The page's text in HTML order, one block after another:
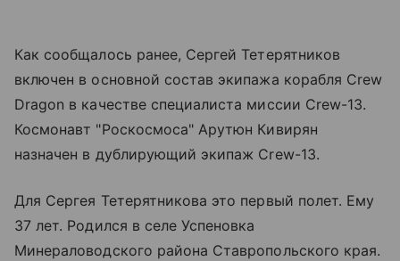
Как сообщалось ранее, Сергей Тетерятников
включен в основной состав экипажа корабля Crew
Dragon в качестве специалиста миссии Crew-13.
Космонавт "Роскосмоса" Арутюн Кивирян
назначен в дублирующий экипаж Crew-13.
Для Сергея Тетерятникова это первый полет. Ему
37 лет. Родился в селе Успеновка
Минераловодского района Ставропольского края.